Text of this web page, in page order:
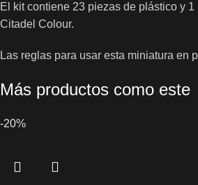
El kit contiene 23 piezas de plástico y
Citadel Colour.
Las reglas para usar esta miniatura en
Más productos como este
-20%